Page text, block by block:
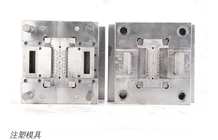
注塑模具